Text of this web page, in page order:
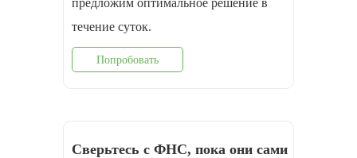
предложим оптимальное решение в
течение суток.
Попробовать
Сверьтесь с ФНС, пока они сами